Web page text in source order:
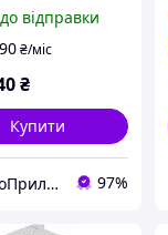
відправки
₴/міс
₴
Купити
ЕлектроПриладТехСервіс 97%